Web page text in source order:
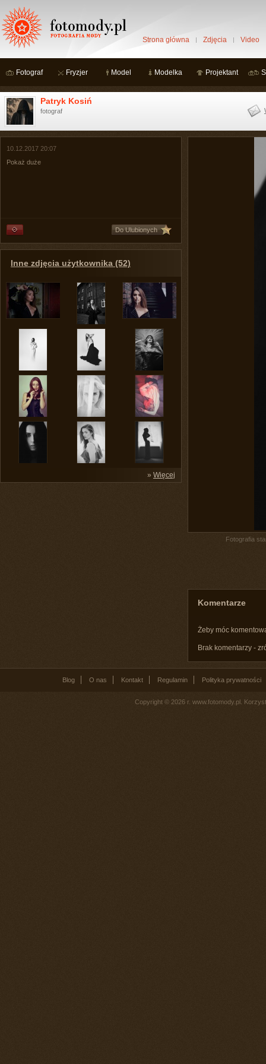
Strona główna Zdjęcia Video
Fotograf Fryzjer Model Modelka Projektant
Patryk Kosiń
fotograf
10.12.2017 20:07
Pokaż duże
Do Ulubionych
Inne zdjęcia użytkownika (52)
» Więcej
Fotografia
Komentarze
Żeby móc
Brak komentarzy -
Blog O nas Kontakt Regulamin Polityka prywatności
Copyright © 2026 r. www.fotomody.pl.